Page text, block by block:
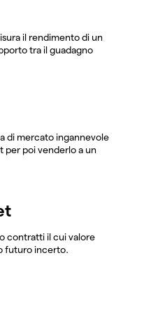
il rendimento di un
tra il guadagno
di mercato ingannevole
per poi venderlo a un
contratti il cui valore
futuro incerto.